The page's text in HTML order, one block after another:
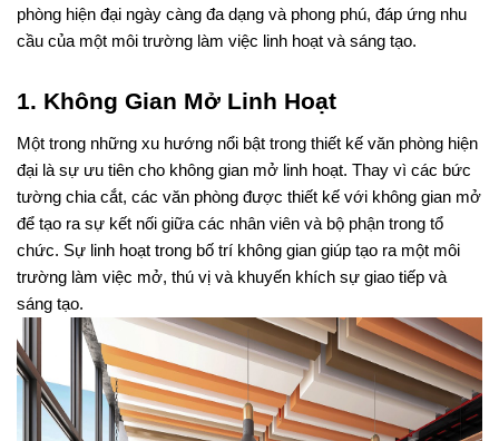
phòng hiện đại ngày càng đa dạng và phong phú, đáp ứng nhu
cầu của một môi trường làm việc linh hoạt và sáng tạo.
1. Không Gian Mở Linh Hoạt
Một trong những xu hướng nổi bật trong thiết kế văn phòng hiện
đại là sự ưu tiên cho không gian mở linh hoạt. Thay vì các bức
tường chia cắt, các văn phòng được thiết kế với không gian mở
để tạo ra sự kết nối giữa các nhân viên và bộ phận trong tổ
chức. Sự linh hoạt trong bố trí không gian giúp tạo ra một môi
trường làm việc mở, thú vị và khuyến khích sự giao tiếp và
sáng tạo.